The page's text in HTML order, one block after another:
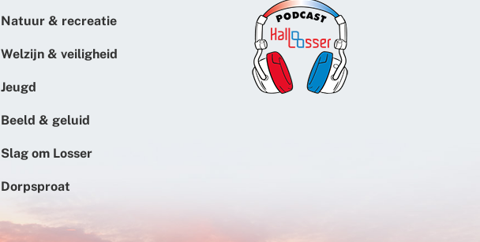
Natuur & recreatie
Welzijn & veiligheid
Jeugd
Beeld & geluid
Slag om Losser
Dorpsproat